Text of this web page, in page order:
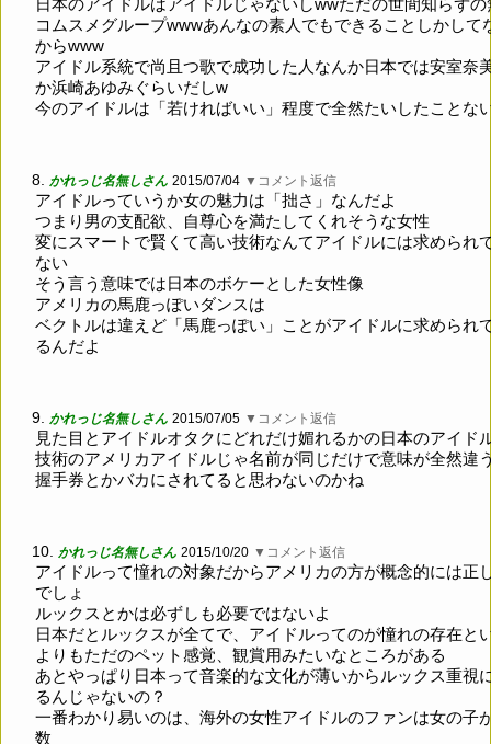
コムスメグループwwwあんなの素人でもできることしかして
からwww
アイドル系統で尚且つ歌で成功した人なんか日本では安室奈
か浜崎あゆみぐらいだしw
今のアイドルは「若ければいい」程度で全然たいしたことな
8. かれっじ名無しさん 2015/07/04 ▼コメント返信
アイドルっていうか女の魅力は「拙さ」なんだよ
つまり男の支配欲、自尊心を満たしてくれそうな女性
変にスマートで賢くて高い技術なんてアイドルには求められ
ない
そう言う意味では日本のボケーとした女性像
アメリカの馬鹿っぽいダンスは
ベクトルは違えど「馬鹿っぽい」ことがアイドルに求められ
るんだよ
9. かれっじ名無しさん 2015/07/05 ▼コメント返信
見た目とアイドルオタクにどれだけ媚れるかの日本のアイド
技術のアメリカアイドルじゃ名前が同じだけで意味が全然違
握手券とかバカにされてると思わないのかね
10. かれっじ名無しさん 2015/10/20 ▼コメント返信
アイドルって憧れの対象だからアメリカの方が概念的には正
でしょ
ルックスとかは必ずしも必要ではないよ
日本だとルックスが全てで、アイドルってのが憧れの存在と
よりもただのペット感覚、観賞用みたいなところがある
あとやっぱり日本って音楽的な文化が薄いからルックス重視
るんじゃないの？
一番わかり易いのは、海外の女性アイドルのファンは女の子
数